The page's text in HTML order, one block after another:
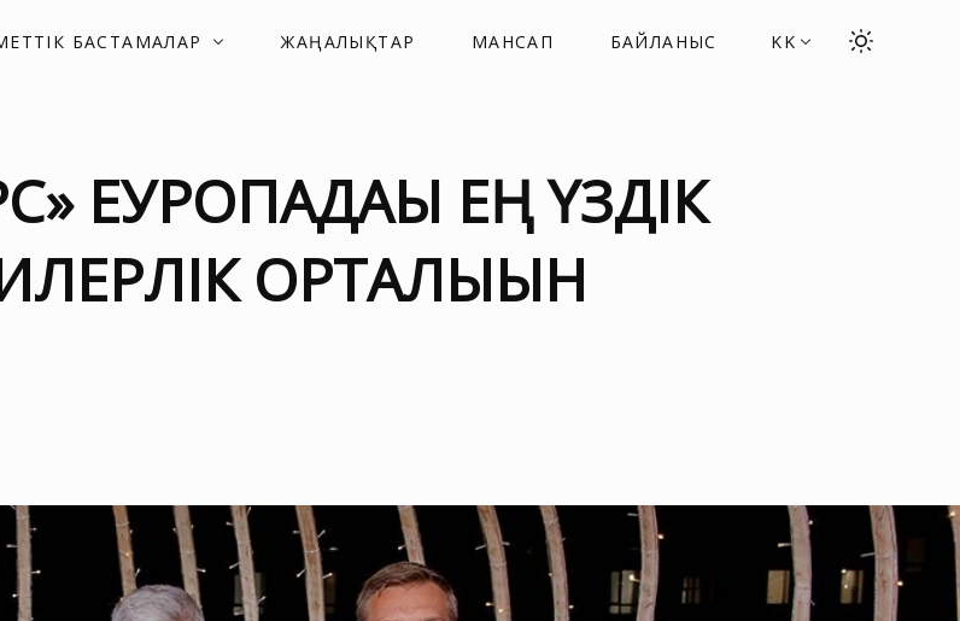
БАСТАМАЛАР ЖАҢАЛЫҚТАР МАНСАП БАЙЛАНЫС KK
ЕУРОПАДАҒЫ ЕҢ ҮЗДІК
ОРТАЛЫҒЫН